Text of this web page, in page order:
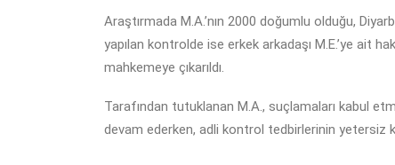
Araştırmada M.A.’nın 2000 doğumlu olduğu,
yapılan kontrolde ise erkek arkadaşı M.E.’ye ait
mahkemeye çıkarıldı.
Tarafından tutuklanan M.A., suçlamaları kabul
devam ederken, adli kontrol tedbirlerinin yetersiz